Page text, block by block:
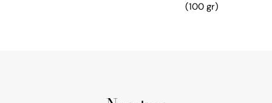
(100 gr)